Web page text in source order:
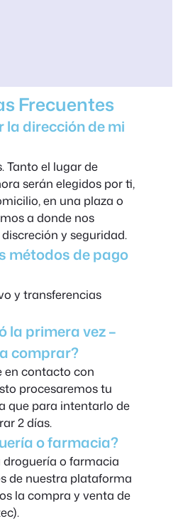
Frecuentes
la dirección de mi
Tanto el lugar de
serán elegidos por ti,
en una plaza o
a donde nos
y seguridad.
métodos de pago
y transferencias
la primera vez –
comprar?
en contacto con
procesaremos tu
que para intentarlo de
2 días.
o farmacia?
droguería o farmacia
de nuestra plataforma
la compra y venta de